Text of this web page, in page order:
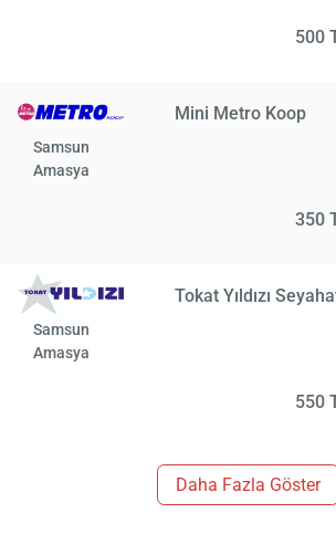
500
Mini Metro Koop
Samsun
Amasya
350
Tokat Yıldızı
Samsun
Amasya
550
Daha Fazla Göster